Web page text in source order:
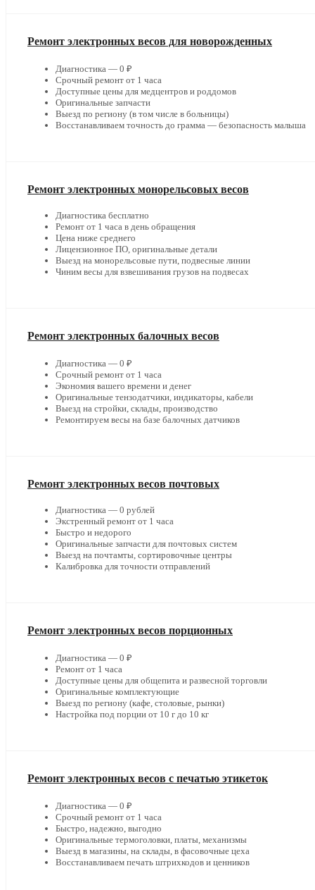
Ремонт электронных весов для новорожденных
Диагностика — 0 ₽
Срочный ремонт от 1 часа
Доступные цены для медцентров и роддомов
Оригинальные запчасти
Выезд по региону (в том числе в больницы)
Восстанавливаем точность до грамма — безопасность малыша
Ремонт электронных монорельсовых весов
Диагностика бесплатно
Ремонт от 1 часа в день обращения
Цена ниже среднего
Лицензионное ПО, оригинальные детали
Выезд на монорельсовые пути, подвесные линии
Чиним весы для взвешивания грузов на подвесах
Ремонт электронных балочных весов
Диагностика — 0 ₽
Срочный ремонт от 1 часа
Экономия вашего времени и денег
Оригинальные тензодатчики, индикаторы, кабели
Выезд на стройки, склады, производство
Ремонтируем весы на базе балочных датчиков
Ремонт электронных весов почтовых
Диагностика — 0 рублей
Экстренный ремонт от 1 часа
Быстро и недорого
Оригинальные запчасти для почтовых систем
Выезд на почтамты, сортировочные центры
Калибровка для точности отправлений
Ремонт электронных весов порционных
Диагностика — 0 ₽
Ремонт от 1 часа
Доступные цены для общепита и развесной торговли
Оригинальные комплектующие
Выезд по региону (кафе, столовые, рынки)
Настройка под порции от 10 г до 10 кг
Ремонт электронных весов с печатью этикеток
Диагностика — 0 ₽
Срочный ремонт от 1 часа
Быстро, надежно, выгодно
Оригинальные термоголовки, платы, механизмы
Выезд в магазины, на склады, в фасовочные цеха
Восстанавливаем печать штрихкодов и ценников